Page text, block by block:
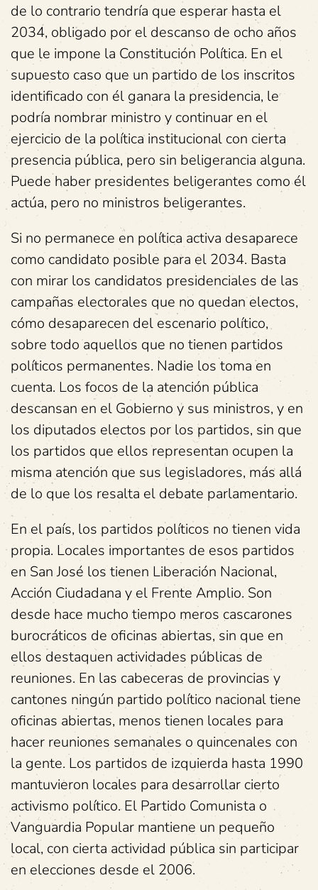
de lo contrario tendría que esperar hasta el
2034, obligado por el descanso de ocho años
que le impone la Constitución Política. En el
supuesto caso que un partido de los inscritos
identificado con él ganara la presidencia, le
podría nombrar ministro y continuar en el
ejercicio de la política institucional con cierta
presencia pública, pero sin beligerancia alguna.
Puede haber presidentes beligerantes como él
actúa, pero no ministros beligerantes.
Si no permanece en política activa desaparece
como candidato posible para el 2034. Basta
con mirar los candidatos presidenciales de las
campañas electorales que no quedan electos,
cómo desaparecen del escenario político,
sobre todo aquellos que no tienen partidos
políticos permanentes. Nadie los toma en
cuenta. Los focos de la atención pública
descansan en el Gobierno y sus ministros, y en
los diputados electos por los partidos, sin que
los partidos que ellos representan ocupen la
misma atención que sus legisladores, más allá
de lo que los resalta el debate parlamentario.
En el país, los partidos políticos no tienen vida
propia. Locales importantes de esos partidos
en San José los tienen Liberación Nacional,
Acción Ciudadana y el Frente Amplio. Son
desde hace mucho tiempo meros cascarones
burocráticos de oficinas abiertas, sin que en
ellos destaquen actividades públicas de
reuniones. En las cabeceras de provincias y
cantones ningún partido político nacional tiene
oficinas abiertas, menos tienen locales para
hacer reuniones semanales o quincenales con
la gente. Los partidos de izquierda hasta 1990
mantuvieron locales para desarrollar cierto
activismo político. El Partido Comunista o
Vanguardia Popular mantiene un pequeño
local, con cierta actividad pública sin participar
en elecciones desde el 2006.